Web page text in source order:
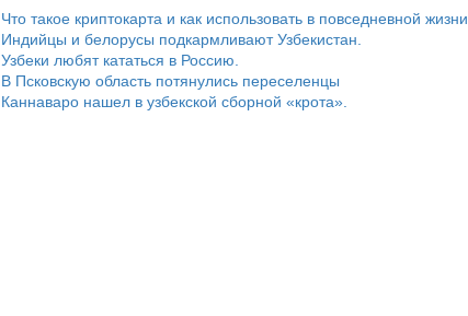
Что такое криптокарта и как использовать в повседневной жизни
Индийцы и белорусы подкармливают Узбекистан.
Узбеки любят кататься в Россию.
В Псковскую область потянулись переселенцы
Каннаваро нашел в узбекской сборной «крота».